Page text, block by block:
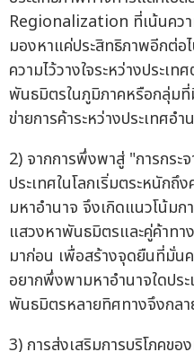
Regionalization ที่เน้นควา
มองหาแค่ประสิทธิภาพอีกต่
ความไว้วางใจระหว่างประเ
พันธมิตรในภูมิภาคหรือกลุ่ม
ข่ายการค้าระหว่างประเทศอ
2) จากการพึ่งพาสู่ "การกระ
ประเทศในโลกเริ่มตระหนักถึ
มหาอำนาจ จึงเกิดแนวโน้มก
แสวงหาพันธมิตรและคู่ค้าทา
มาก่อน เพื่อสร้างจุดยืนที่มั่น
อยากพึ่งพามหาอำนาจใดปร
พันธมิตรหลายทิศทางจึงกล
3) การส่งเสริมการบริโภคข